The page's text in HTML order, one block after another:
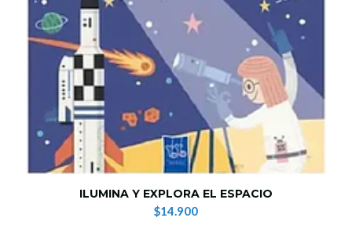
ILUMINA Y EXPLORA EL ESPACIO
$14.900